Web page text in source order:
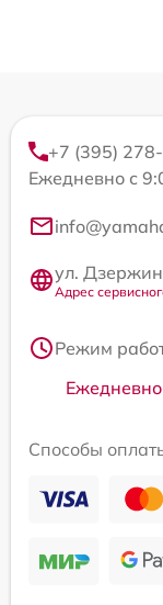
+7 (395)
Ежедневно с
ул.
Адрес
Режим
Способы